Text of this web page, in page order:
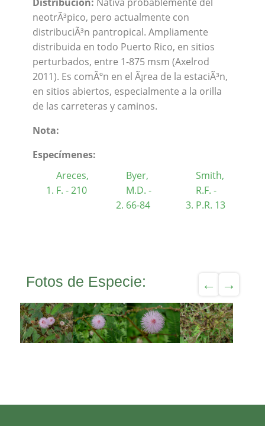
neotrÃ³pico, pero actualmente con
distribuciÃ³n pantropical. Ampliamente
distribuida en todo Puerto Rico, en sitios
perturbados, entre 1-875 msm (Axelrod
2011). Es comÃºn en el Ã¡rea de la estaciÃ³n,
en sitios abiertos, especialmente a la orilla
de las carreteras y caminos.
Nota:
Especímenes:
Areces,
F. - 210
Byer,
M.D. -
66-84
Smith,
R.F. -
P.R. 13
Fotos de Especie: